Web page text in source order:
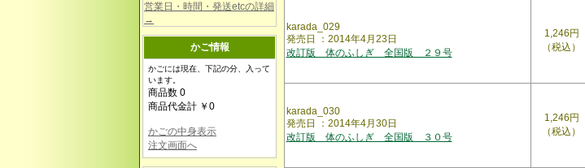
営業日・時間・発送etcの詳細
→
かご情報
かごには現在、下記の分、入って
います。
商品数 0
商品代金計 ￥0
かごの中身表示
注文画面へ
karada_029
発売日 ：2014年4月23日
改訂版 体のふしぎ 全国版 ２９号
1,246円
（税込）
karada_030
発売日 ：2014年4月30日
改訂版 体のふしぎ 全国版 ３０号
1,246円
（税込）